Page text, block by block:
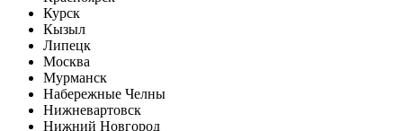
Курск
Кызыл
Липецк
Москва
Мурманск
Набережные Челны
Нижневартовск
Нижний Новгород